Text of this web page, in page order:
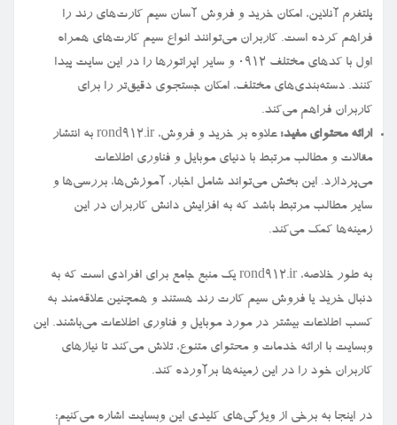
پلتفرم آنلاین، امکان خرید و فروش آسان سیم کارت‌های رند را
فراهم کرده است. کاربران می‌توانند انواع سیم کارت‌های همراه
اول با کدهای مختلف ۰۹۱۲ و سایر اپراتورها را در این سایت پیدا
کنند. دسته‌بندی‌های مختلف، امکان جستجوی دقیق‌تر را برای
کاربران فراهم می‌کند.
ارائه محتوای مفید:
علاوه بر خرید و فروش، rond912.ir به انتشار
مقالات و مطالب مرتبط با دنیای موبایل و فناوری اطلاعات
می‌پردازد. این بخش می‌تواند شامل اخبار، آموزش‌ها، بررسی‌ها و
سایر مطالب مرتبط باشد که به افزایش دانش کاربران در این
زمینه‌ها کمک می‌کند.
به طور خلاصه، rond912.ir یک منبع جامع برای افرادی است که به
دنبال خرید یا فروش سیم کارت رند هستند و همچنین علاقه‌مند به
کسب اطلاعات بیشتر در مورد موبایل و فناوری اطلاعات می‌باشند. این
وبسایت با ارائه خدمات و محتوای متنوع، تلاش می‌کند تا نیازهای
کاربران خود را در این زمینه‌ها برآورده کند.
در اینجا به برخی از ویژگی‌های کلیدی این وبسایت اشاره می‌کنیم: